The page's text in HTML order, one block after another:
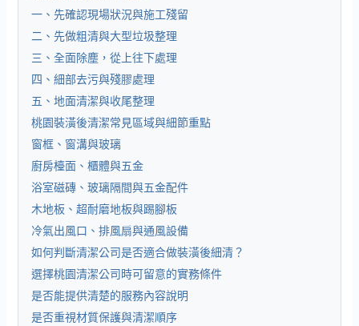
一、先確認現場狀況與施工殘留
二、先做粗清與大型垃圾整理
三、全面除塵，從上往下處理
四、細部去污與殘膠處理
五、地面清潔與收尾整理
桃園裝潢後清潔常見區域與細節重點
窗框、窗溝與玻璃
廚房檯面、櫃體與五金
浴室磁磚、玻璃隔間與五金配件
木地板、超耐磨地板與踢腳板
冷氣出風口、排風扇與通風設備
如何判斷清潔公司是否適合做裝潢後細清？
選擇桃園清潔公司時可留意的實務條件
是否能提供清楚的服務內容說明
是否重視材質保護與清潔順序